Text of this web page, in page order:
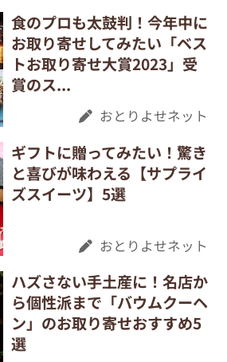
食のプロも太鼓判！今年中に
お取り寄せしてみたい「ベス
トお取り寄せ大賞2023」受
賞のス...
おとりよせネット
ギフトに贈ってみたい！驚き
と喜びが味わえる【サプライ
ズスイーツ】5選
おとりよせネット
ハズさない手土産に！名店か
ら個性派まで「バウムクーヘ
ン」のお取り寄せおすすめ5
選